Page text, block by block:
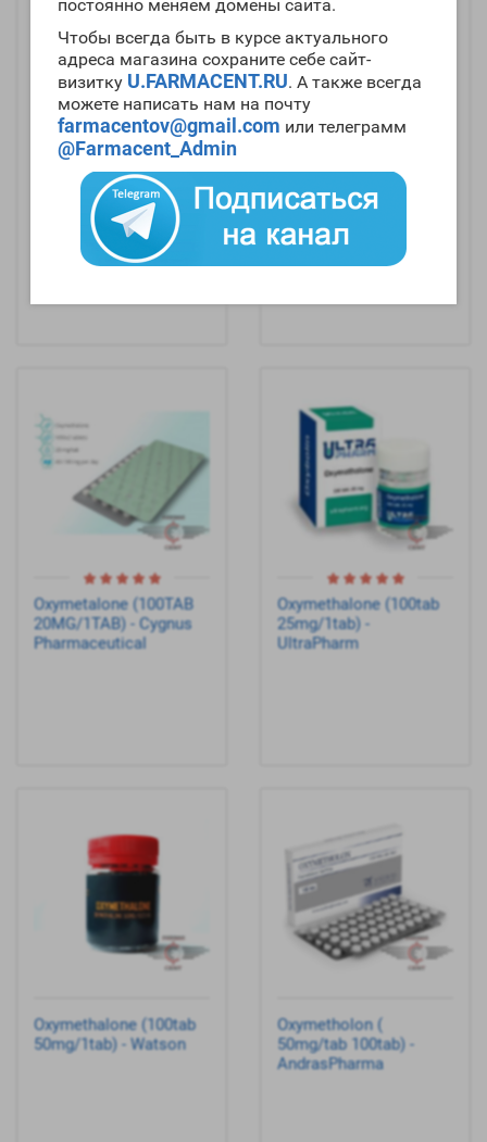
постоянно меняем домены сайта.
Чтобы всегда быть в курсе актуального
адреса магазина сохраните себе сайт-
визитку U.FARMACENT.RU. А также всегда
можете написать нам на почту
farmacentov@gmail.com или телеграмм
@Farmacent_Admin
Oxydrol (50mg/tab
Цена за 100tab)
(просрочка, 09.23) -
British Dragon Silver
(50mg/1tab 100tab) -
British Dragon
Pharmaceuticals
Oxymetalone (100TAB
20MG/1TAB) - Cygnus
Pharmaceutical
Oxymethalone (100tab
25mg/1tab) -
UltraPharm
Oxymethalone (100tab
50mg/1tab) - Watson
Oxymetholon (
50mg/tab 100tab) -
AndrasPharma